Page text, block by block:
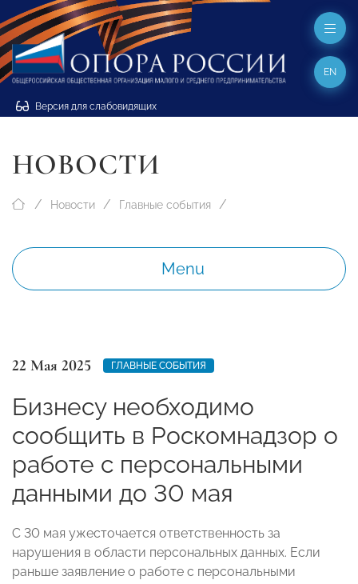
Версия для слабовидящих
EN
НОВОСТИ
Новости Главные события
Menu
22 Мая 2025 ГЛАВНЫЕ СОБЫТИЯ
Бизнесу необходимо
сообщить в Роскомнадзор о
работе с персональными
данными до 30 мая
С 30 мая ужесточается ответственность за
нарушения в области персональных данных. Если
раньше заявление о работе с персональными